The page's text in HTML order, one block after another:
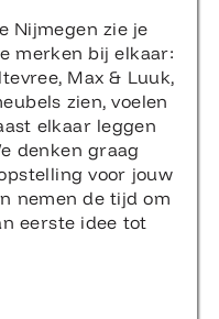
Nijmegen zie je
merken bij elkaar:
Max & Luuk,
zien, voelen
elkaar leggen
denken graag
voor jouw
nemen de tijd om
eerste idee tot